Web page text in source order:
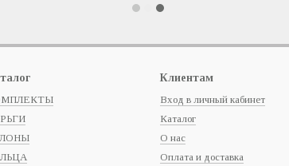
Клиентам
Вход в личный кабинет
Каталог
О нас
Оплата и доставка